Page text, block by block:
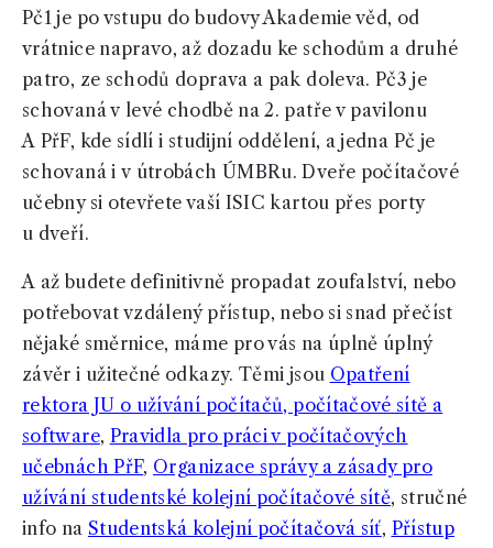
Pč1 je po vstupu do budovy Akademie věd, od
vrátnice napravo, až dozadu ke schodům a druhé
patro, ze schodů doprava a pak doleva. Pč3 je
schovaná v levé chodbě na 2. patře v pavilonu
A PřF, kde sídlí i studijní oddělení, a jedna Pč je
schovaná i v útrobách ÚMBRu. Dveře počítačové
učebny si otevřete vaší ISIC kartou přes porty
u dveří.
A až budete definitivně propadat zoufalství, nebo
potřebovat vzdálený přístup, nebo si snad přečíst
nějaké směrnice, máme pro vás na úplně úplný
závěr i užitečné odkazy. Těmi jsou Opatření
rektora JU o užívání počítačů, počítačové sítě a
software, Pravidla pro práci v počítačových
učebnách PřF, Organizace správy a zásady pro
užívání studentské kolejní počítačové sítě, stručné
info na Studentská kolejní počítačová síť, Přístup